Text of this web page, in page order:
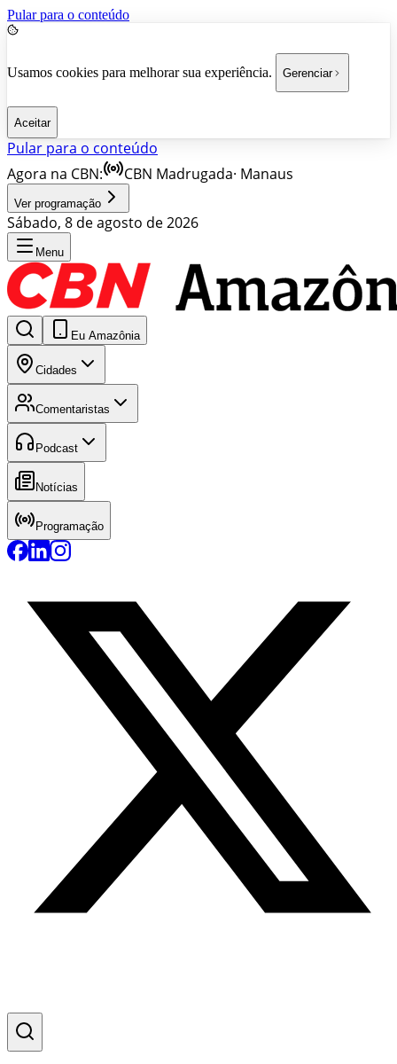
Pular para o conteúdo
Usamos cookies para melhorar sua experiência. Gerenciar
Aceitar
Pular para o conteúdo
Agora na CBN:
CBN Madrugada· Manaus
Ver programação
Sábado, 8 de agosto de 2026
Menu
Eu Amazônia
Cidades
Comentaristas
Podcast
Notícias
Programação